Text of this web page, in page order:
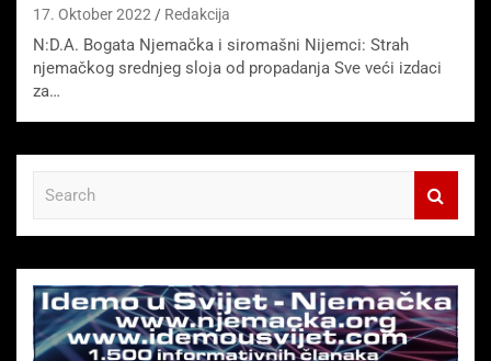
17. Oktober 2022 Redakcija
N:D.A. Bogata Njemačka i siromašni Nijemci: Strah
njemačkog srednjeg sloja od propadanja Sve veći izdaci
za…
c
h